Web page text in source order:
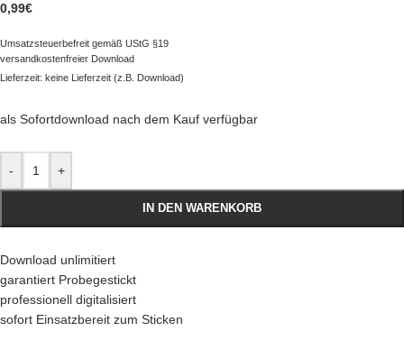
0,99€
Umsatzsteuerbefreit gemäß UStG §19
versandkostenfreier Download
Lieferzeit: keine Lieferzeit (z.B. Download)
als Sofortdownload nach dem Kauf verfügbar
- +
IN DEN WARENKORB
Download unlimitiert
garantiert Probegestickt
professionell digitalisiert
sofort Einsatzbereit zum Sticken